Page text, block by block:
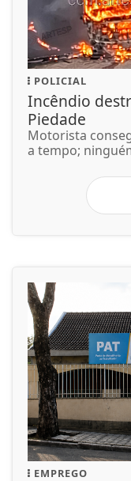
POLICIAL
Incêndio
Piedade
Motorista
a tempo;
EMPREGO